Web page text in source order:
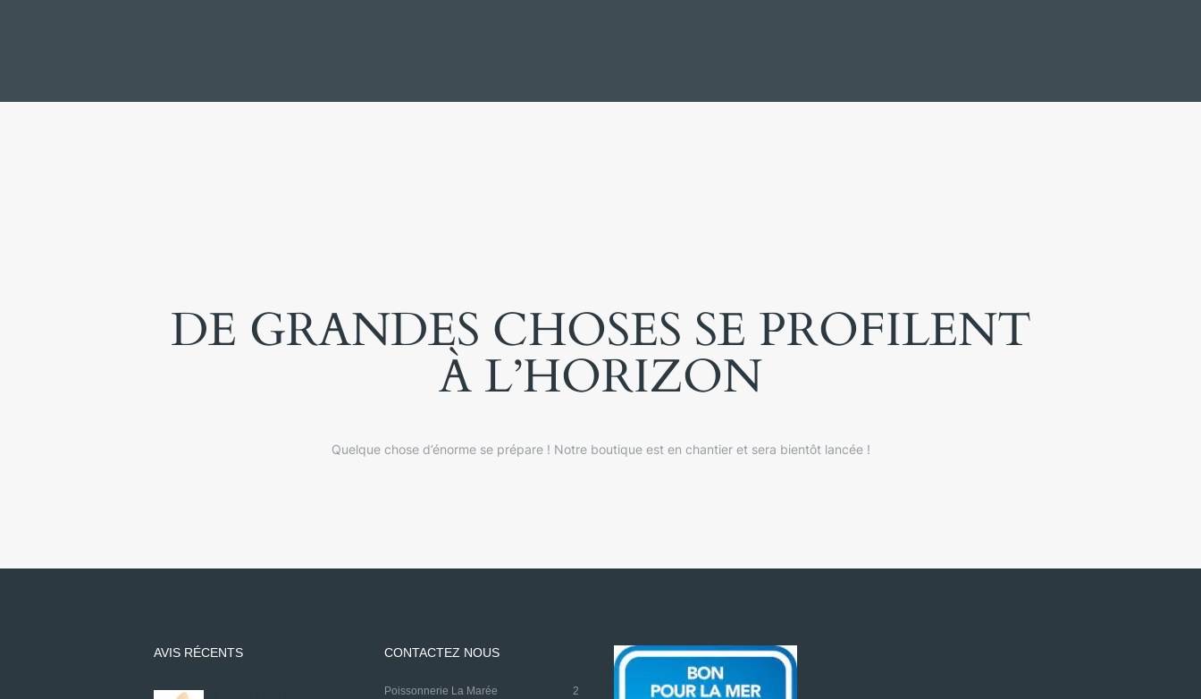
DE GRANDES CHOSES SE PROFILENT
À L’HORIZON
Quelque chose d’énorme se prépare ! Notre boutique est en chantier et sera bientôt lancée !
AVIS RÉCENTS CONTACTEZ NOUS
Poissonnerie La Marée 2